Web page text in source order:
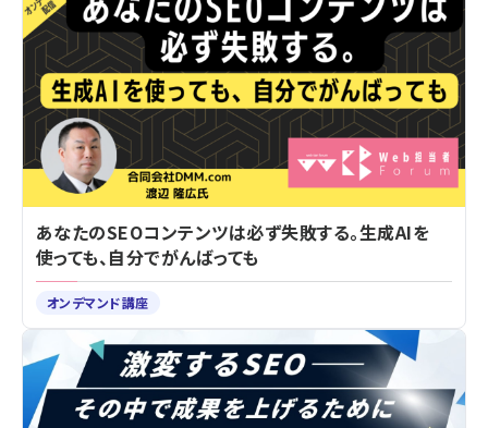
あなたのSEOコンテンツは必ず失敗する。生成AIを
使っても、自分でがんばっても
オンデマンド講座